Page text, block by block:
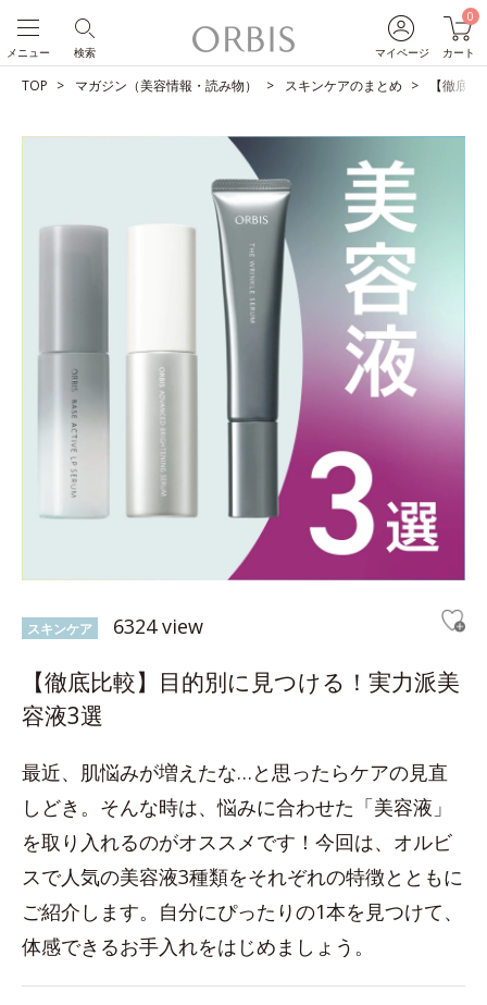
マイページ
0
カート
検索
メニュー
TOP マガジン（美容情報・読み物） スキンケアのまとめ 【徹底
スキンケア 6324 view
【徹底比較】目的別に見つける！実力派美
容液3選
最近、肌悩みが増えたな…と思ったらケアの見直
しどき。そんな時は、悩みに合わせた「美容液」
を取り入れるのがオススメです！今回は、オルビ
スで人気の美容液3種類をそれぞれの特徴とともに
ご紹介します。自分にぴったりの1本を見つけて、
体感できるお手入れをはじめましょう。